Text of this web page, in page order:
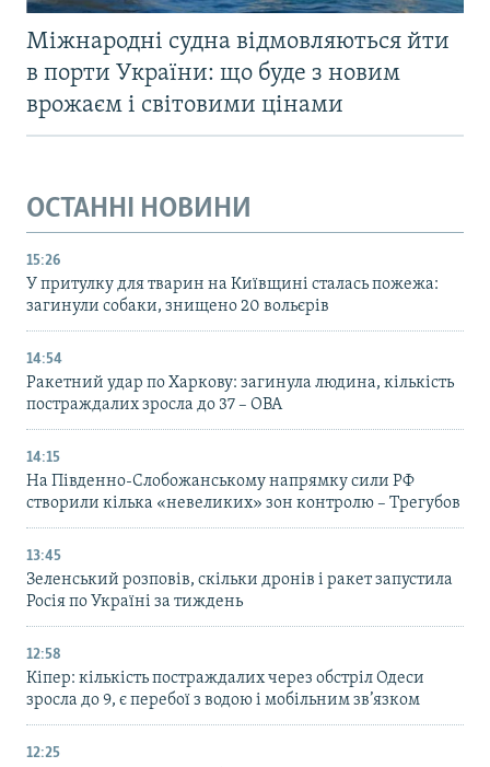
Міжнародні судна відмовляються йти
в порти України: що буде з новим
врожаєм і світовими цінами
ОСТАННІ НОВИНИ
15:26
У притулку для тварин на Київщині сталась пожежа:
загинули собаки, знищено 20 вольєрів
14:54
Ракетний удар по Харкову: загинула людина, кількість
постраждалих зросла до 37 – ОВА
14:15
На Південно-Слобожанському напрямку сили РФ
створили кілька «невеликих» зон контролю – Трегубов
13:45
Зеленський розповів, скільки дронів і ракет запустила
Росія по Україні за тиждень
12:58
Кіпер: кількість постраждалих через обстріл Одеси
зросла до 9, є перебої з водою і мобільним зв’язком
12:25